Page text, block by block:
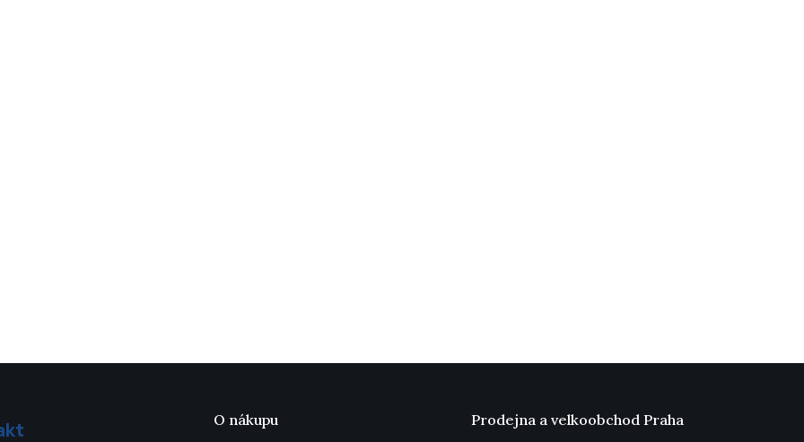
O nákupu Prodejna a velkoobchod Praha